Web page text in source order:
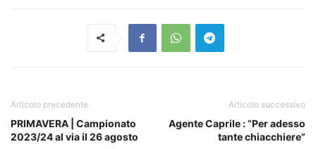
Articolo precedente
PRIMAVERA | Campionato
2023/24 al via il 26 agosto
Articolo successivo
Agente Caprile : “Per adesso
tante chiacchiere”